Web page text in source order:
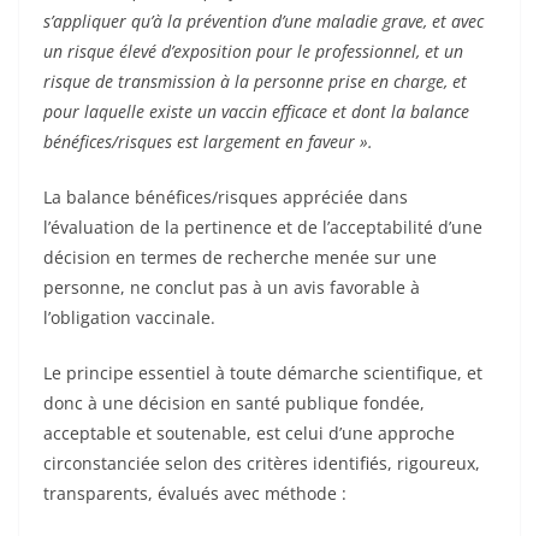
s’appliquer qu’à la prévention d’une maladie grave, et avec
un risque élevé d’exposition pour le professionnel, et un
risque de transmission à la personne prise en charge, et
pour laquelle existe un vaccin efficace et dont la balance
bénéfices/risques est largement en faveur ».
La balance bénéfices/risques appréciée dans
l’évaluation de la pertinence et de l’acceptabilité d’une
décision en termes de recherche menée sur une
personne, ne conclut pas à un avis favorable à
l’obligation vaccinale.
Le principe essentiel à toute démarche scientifique, et
donc à une décision en santé publique fondée,
acceptable et soutenable, est celui d’une approche
circonstanciée selon des critères identifiés, rigoureux,
transparents, évalués avec méthode :